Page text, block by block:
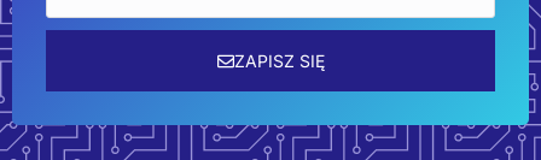
ZAPISZ SIĘ